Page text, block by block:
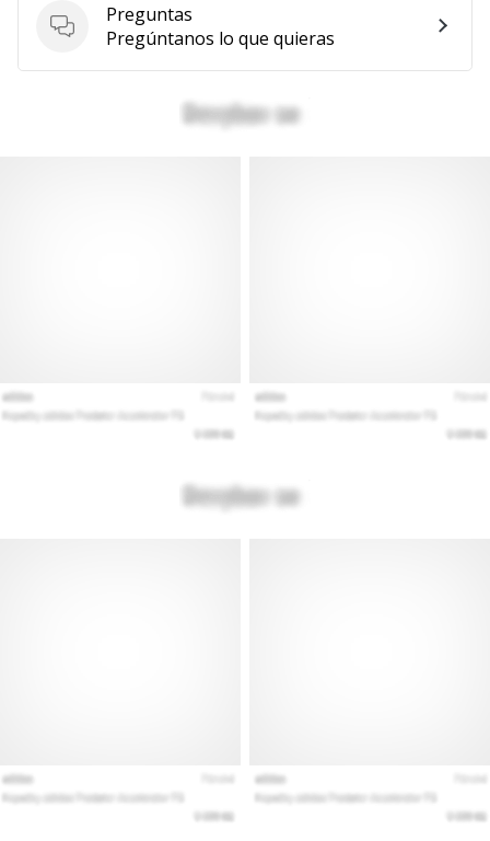
Preguntas
Preguntas
Pregúntanos lo que quieras